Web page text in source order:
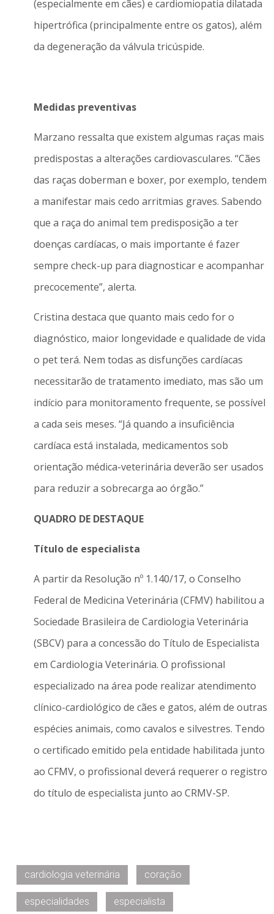
(especialmente em cães) e cardiomiopatia dilatada
hipertrófica (principalmente entre os gatos), além
da degeneração da válvula tricúspide.
Medidas preventivas
Marzano ressalta que existem algumas raças mais
predispostas a alterações cardiovasculares. “Cães
das raças doberman e boxer, por exemplo, tendem
a manifestar mais cedo arritmias graves. Sabendo
que a raça do animal tem predisposição a ter
doenças cardíacas, o mais importante é fazer
sempre check-up para diagnosticar e acompanhar
precocemente”, alerta.
Cristina destaca que quanto mais cedo for o
diagnóstico, maior longevidade e qualidade de vida
o pet terá. Nem todas as disfunções cardíacas
necessitarão de tratamento imediato, mas são um
indício para monitoramento frequente, se possível
a cada seis meses. “Já quando a insuficiência
cardíaca está instalada, medicamentos sob
orientação médica-veterinária deverão ser usados
para reduzir a sobrecarga ao órgão.”
QUADRO DE DESTAQUE
Título de especialista
A partir da Resolução nº 1.140/17, o Conselho
Federal de Medicina Veterinária (CFMV) habilitou a
Sociedade Brasileira de Cardiologia Veterinária
(SBCV) para a concessão do Título de Especialista
em Cardiologia Veterinária. O profissional
especializado na área pode realizar atendimento
clínico-cardiológico de cães e gatos, além de outras
espécies animais, como cavalos e silvestres. Tendo
o certificado emitido pela entidade habilitada junto
ao CFMV, o profissional deverá requerer o registro
do título de especialista junto ao CRMV-SP.
cardiologia veterinária coração
especialidades especialista